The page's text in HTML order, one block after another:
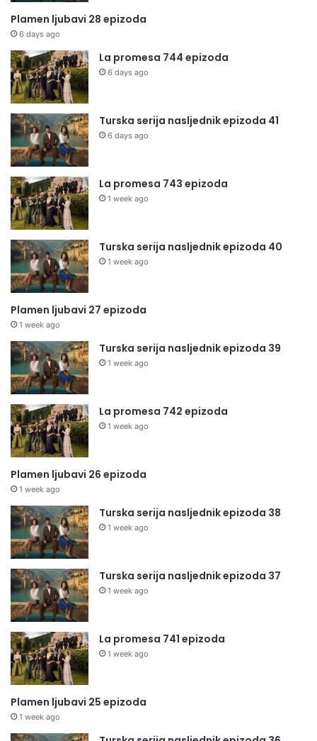
Plamen ljubavi 28 epizoda
6 days ago
La promesa 744 epizoda
6 days ago
Turska serija nasljednik epizoda 41
6 days ago
La promesa 743 epizoda
1 week ago
Turska serija nasljednik epizoda 40
1 week ago
Plamen ljubavi 27 epizoda
1 week ago
Turska serija nasljednik epizoda 39
1 week ago
La promesa 742 epizoda
1 week ago
Plamen ljubavi 26 epizoda
1 week ago
Turska serija nasljednik epizoda 38
1 week ago
Turska serija nasljednik epizoda 37
1 week ago
La promesa 741 epizoda
1 week ago
Plamen ljubavi 25 epizoda
1 week ago